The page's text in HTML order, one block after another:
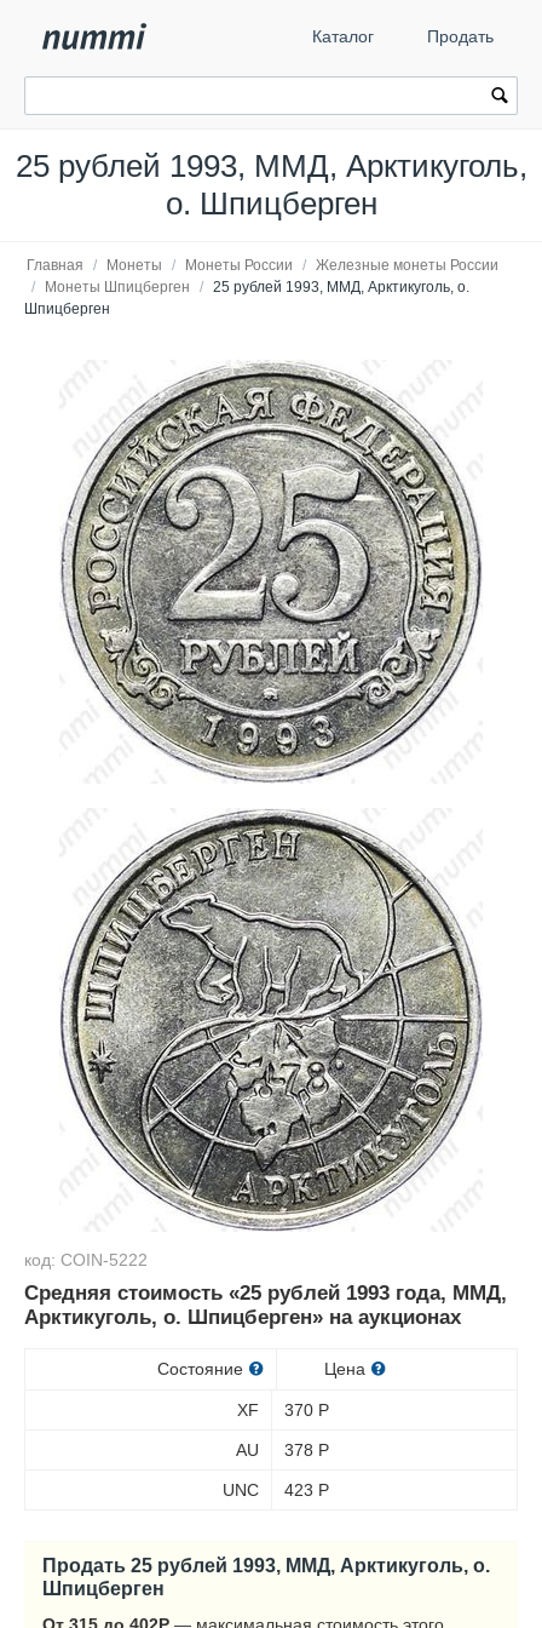
Каталог Продать
25 рублей 1993, ММД, Арктикуголь,
о. Шпицберген
Главная / Монеты / Монеты России / Железные монеты России
/
Монеты Шпицберген / 25 рублей 1993, ММД, Арктикуголь, о.
Шпицберген
код: COIN-5222
Средняя стоимость «25 рублей 1993 года, ММД,
Арктикуголь, о. Шпицберген» на аукционах
Состояние Цена
XF 370 Р
AU 378 Р
UNC 423 Р
Продать 25 рублей 1993, ММД, Арктикуголь, о.
Шпицберген